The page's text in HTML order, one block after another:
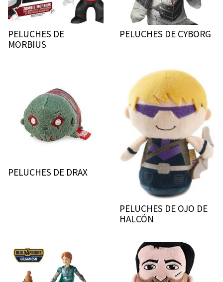
PELUCHES DE
MORBIUS
PELUCHES DE CYBORG
PELUCHES DE DRAX
PELUCHES DE OJO DE
HALCÓN